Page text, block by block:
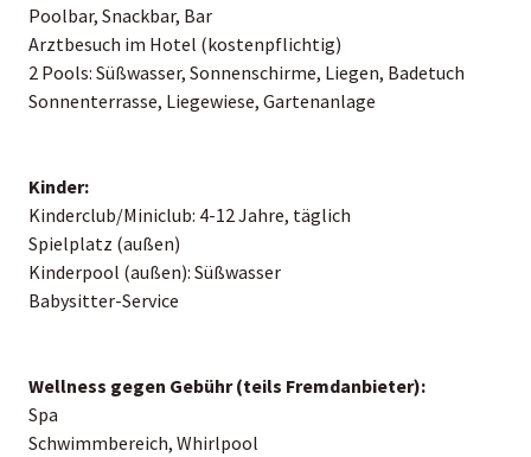
Poolbar, Snackbar, Bar
Arztbesuch im Hotel (kostenpflichtig)
2 Pools: Süßwasser, Sonnenschirme, Liegen, Badetuch
Sonnenterrasse, Liegewiese, Gartenanlage
Kinder:
Kinderclub/Miniclub: 4-12 Jahre, täglich
Spielplatz (außen)
Kinderpool (außen): Süßwasser
Babysitter-Service
Wellness gegen Gebühr (teils Fremdanbieter):
Spa
Schwimmbereich, Whirlpool